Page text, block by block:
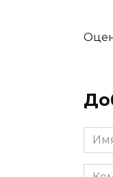
Имя
*